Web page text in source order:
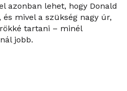
azonban lehet, hogy Donald
mivel a szükség nagy úr,
tartani – minél
jobb.